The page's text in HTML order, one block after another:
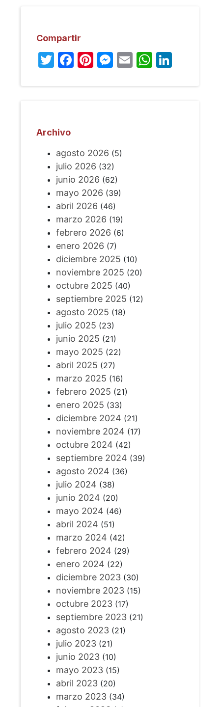
Compartir
Twitter
Facebook
Pinterest
Messenger
Email
Archivo
agosto 2026 (5)
julio 2026 (32)
junio 2026 (62)
mayo 2026 (39)
abril 2026 (46)
marzo 2026 (19)
febrero 2026 (6)
enero 2026 (7)
diciembre 2025 (10)
noviembre 2025 (20)
octubre 2025 (40)
septiembre 2025 (12)
agosto 2025 (18)
julio 2025 (23)
junio 2025 (21)
mayo 2025 (22)
abril 2025 (27)
marzo 2025 (16)
febrero 2025 (21)
enero 2025 (33)
diciembre 2024 (21)
noviembre 2024 (17)
octubre 2024 (42)
septiembre 2024 (39)
agosto 2024 (36)
julio 2024 (38)
junio 2024 (20)
mayo 2024 (46)
abril 2024 (51)
marzo 2024 (42)
febrero 2024 (29)
enero 2024 (22)
diciembre 2023(30)
noviembre 2023(15)
octubre 2023(17)
septiembre 2023(21)
agosto 2023(21)
julio 2023(21)
junio 2023(10)
mayo 2023(15)
abril 2023(20)
marzo 2023(34)